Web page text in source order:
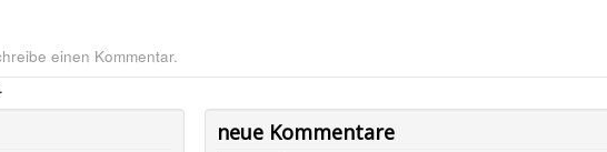
einen Kommentar.
neue Kommentare